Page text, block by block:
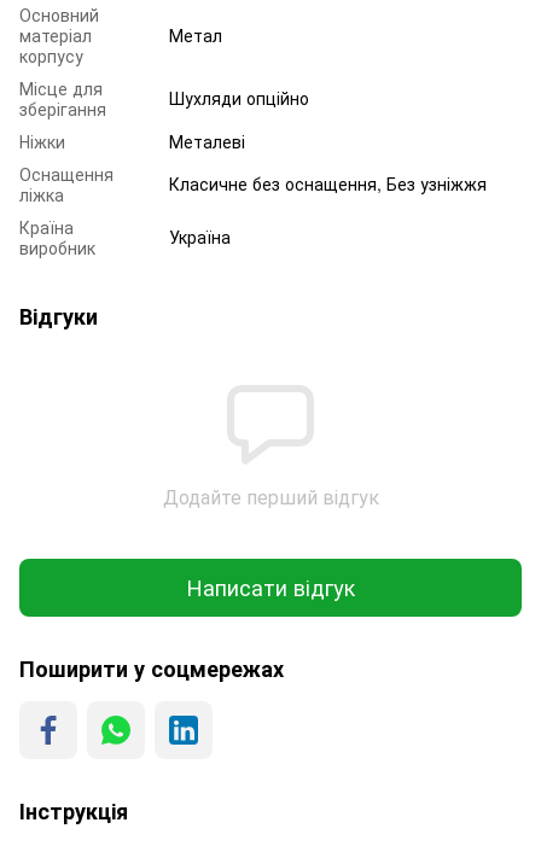
Основний
матеріал
корпусу
Метал
Місце для
зберігання
Шухляди опційно
Ніжки
Металеві
Оснащення
ліжка
Класичне без оснащення, Без узніжжя
Країна
виробник
Україна
Відгуки
Додайте перший відгук
Написати відгук
Поширити у соцмережах
Інструкція